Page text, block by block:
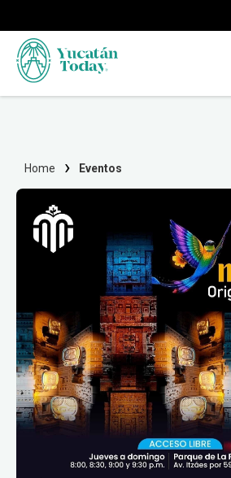
Home Eventos